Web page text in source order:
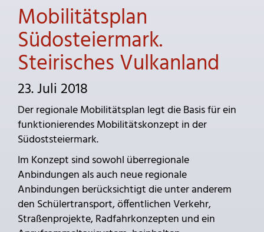
Mobilitätsplan
Südosteiermark.
Steirisches Vulkanland
23. Juli 2018
Der regionale Mobilitätsplan legt die Basis für ein
funktionierendes Mobilitätskonzept in der
Südoststeiermark.
Im Konzept sind sowohl überregionale
Anbindungen als auch neue regionale
Anbindungen berücksichtigt die unter anderem
den Schülertransport, öffentlichen Verkehr,
Straßenprojekte, Radfahrkonzepten und ein